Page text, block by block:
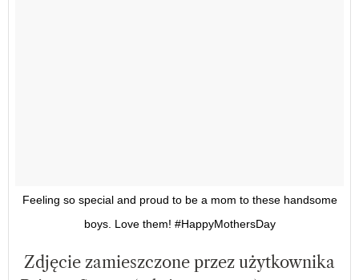
Feeling so special and proud to be a mom to these handsome
boys. Love them! #HappyMothersDay
Zdjęcie zamieszczone przez użytkownika